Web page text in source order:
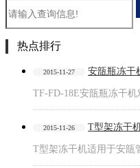
热点排行
2015-11-27 安瓿瓶冻干
TF-FD-18E安瓿瓶冻干
2015-11-26 T型架冻干
T型架冻干机适用于安瓿